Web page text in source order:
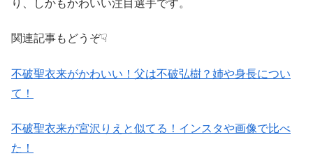
り、しかもかわいい注目選手です。
関連記事もどうぞ☟
不破聖衣来がかわいい！父は不破弘樹？姉や身長につい
て！
不破聖衣来が宮沢りえと似てる！インスタや画像で比べ
た！